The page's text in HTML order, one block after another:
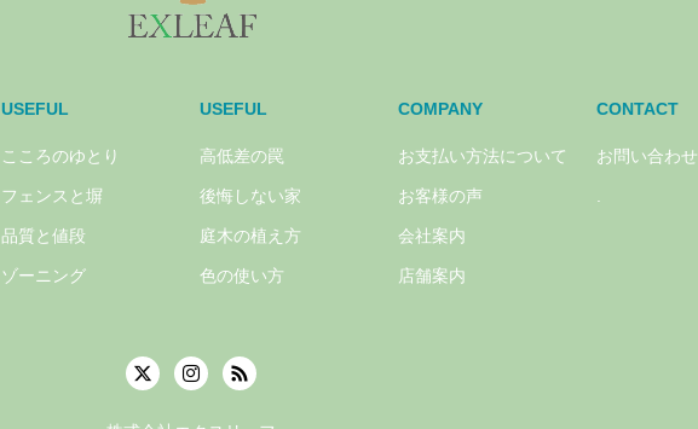
USEFUL
こころのゆとり
フェンスと塀
品質と値段
ゾーニング
USEFUL
高低差の罠
後悔しない家
庭木の植え方
色の使い方
COMPANY
お支払い方法について
お客様の声
会社案内
店舗案内
CONTACT
お問い合わせ